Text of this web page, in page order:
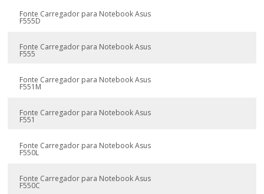
Fonte Carregador para Notebook Asus
F555D
Fonte Carregador para Notebook Asus
F555
Fonte Carregador para Notebook Asus
F551M
Fonte Carregador para Notebook Asus
F551
Fonte Carregador para Notebook Asus
F550L
Fonte Carregador para Notebook Asus
F550C